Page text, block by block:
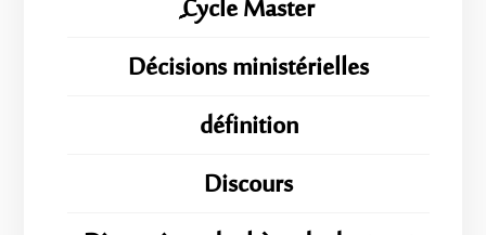
ِِِCycle Master
Décisions ministérielles
définition
Discours